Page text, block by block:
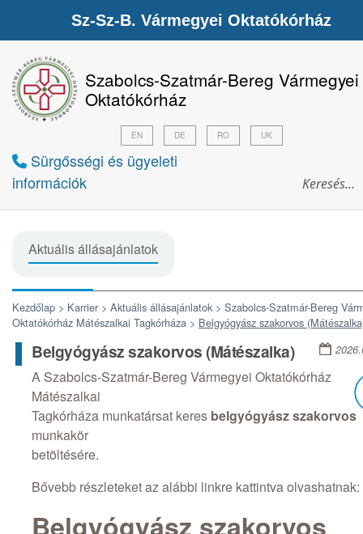
Szabolcs-Szatmár-Bereg Vármegyei
Oktatókórház
Sürgősségi és ügyeleti
információk
EN DE RO UK
Aktuális állásajánlatok
Kezdőlap > Karrier > Aktuális állásajánlatok > Szabolcs-Szatmár-Bereg
Oktatókórház Mátészalkai Tagkórháza > Belgyógyász szakorvos
Belgyógyász szakorvos (Mátészalka)
A Szabolcs-Szatmár-Bereg Vármegyei Oktatókórház
Mátészalkai
Tagkórháza munkatársat keres belgyógyász szakorvos
munkakör
betöltésére.
Bővebb részleteket az alábbi linkre kattintva olvashatnak:
Belgyógyász szakorvos
Sz-Sz-B. Vármegyei Oktatókórház